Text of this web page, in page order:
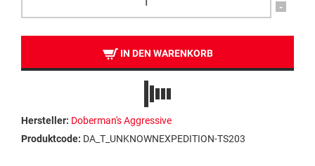
-
IN DEN WARENKORB
Hersteller: Doberman's Aggressive
Produktcode: DA_T_UNKNOWNEXPEDITION-TS203